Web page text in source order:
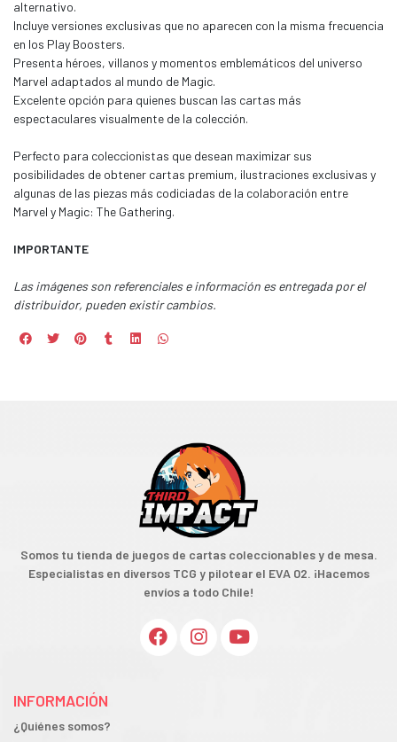
alternativo.
Incluye versiones exclusivas que no aparecen con la misma frecuencia
en los Play Boosters.
Presenta héroes, villanos y momentos emblemáticos del universo
Marvel adaptados al mundo de Magic.
Excelente opción para quienes buscan las cartas más
espectaculares visualmente de la colección.
Perfecto para coleccionistas que desean maximizar sus
posibilidades de obtener cartas premium, ilustraciones exclusivas y
algunas de las piezas más codiciadas de la colaboración entre
Marvel y Magic: The Gathering.
IMPORTANTE
Las imágenes son referenciales e información es entregada por el
distribuidor, pueden existir cambios.
Somos tu tienda de juegos de cartas coleccionables y de mesa.
Especialistas en diversos TCG y pilotear el EVA 02. ¡Hacemos
envíos a todo Chile!
INFORMACIÓN
¿Quiénes somos?